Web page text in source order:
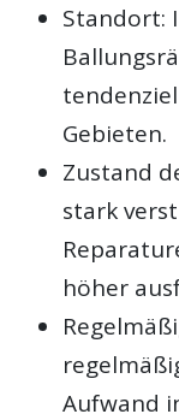
Standort:
Gebieten.
Zustand
stark
höher
Aufwand